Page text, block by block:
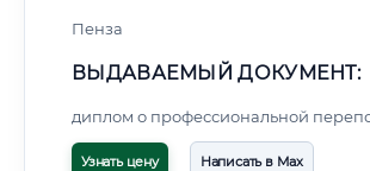
Пенза
ВЫДАВАЕМЫЙ ДОКУМЕНТ:
диплом о профессиональной
Узнать цену Написать в Max